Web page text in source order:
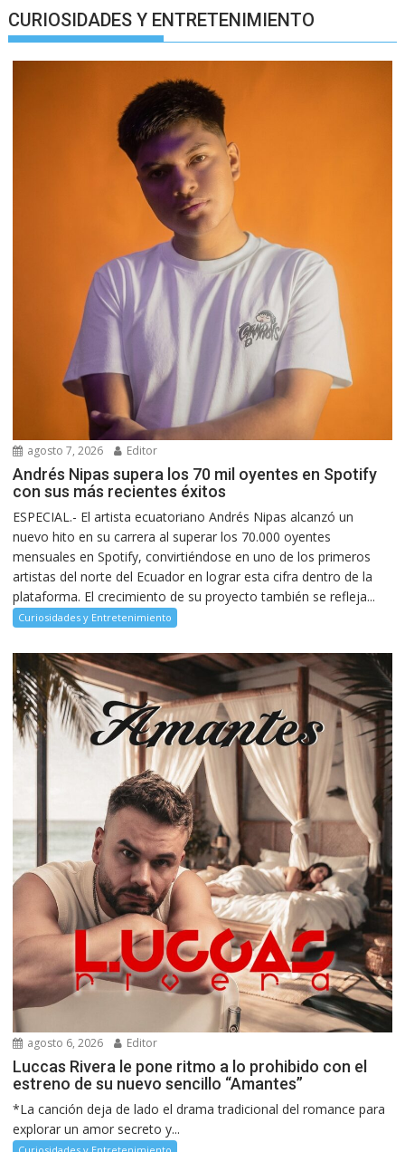
CURIOSIDADES Y ENTRETENIMIENTO
agosto 7, 2026 Editor
Andrés Nipas supera los 70 mil oyentes en Spotify
con sus más recientes éxitos
ESPECIAL.- El artista ecuatoriano Andrés Nipas alcanzó un
nuevo hito en su carrera al superar los 70.000 oyentes
mensuales en Spotify, convirtiéndose en uno de los primeros
artistas del norte del Ecuador en lograr esta cifra dentro de la
plataforma. El crecimiento de su proyecto también se refleja...
Curiosidades y Entretenimiento
agosto 6, 2026 Editor
Luccas Rivera le pone ritmo a lo prohibido con el
estreno de su nuevo sencillo “Amantes”
*La canción deja de lado el drama tradicional del romance para
explorar un amor secreto y...